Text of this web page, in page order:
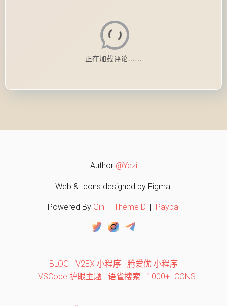
Author @Yezi
Web & Icons designed by Figma.
Powered By Gin Theme D Paypal
BLOG V2EX 小程序
腾爱优 小程序
VSCode 护眼主题
语雀搜索 1000+ ICONS